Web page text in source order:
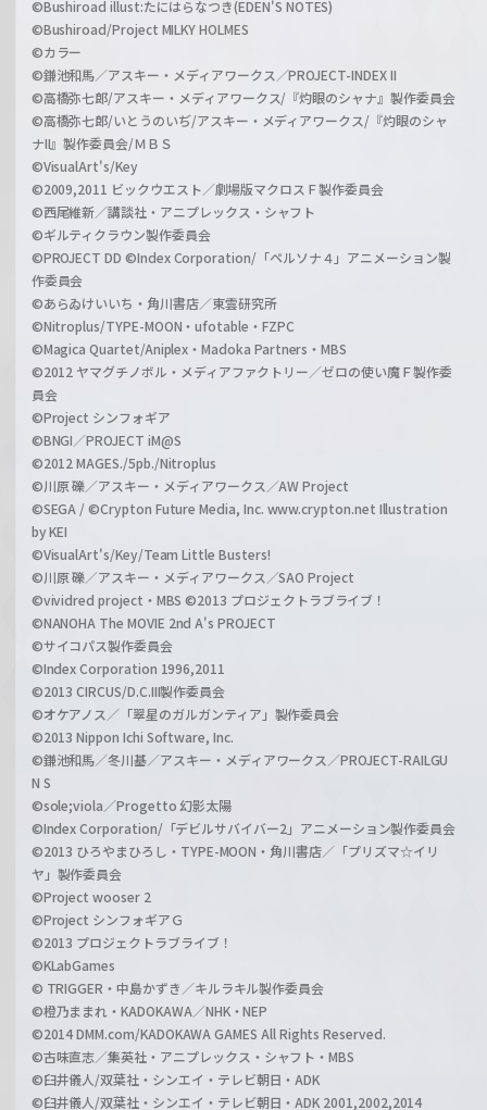
©Bushiroad illust:たにはらなつき(EDEN'S NOTES)
©Bushiroad/Project MILKY HOLMES
©カラー
©鎌池和馬／アスキー・メディアワークス／PROJECT-INDEX II
©高橋弥七郎/アスキー・メディアワークス/『灼眼のシャナ』製作委員会
©高橋弥七郎/いとうのいぢ/アスキー・メディアワークス/『灼眼のシャ
ナII』製作委員会/ＭＢＳ
©VisualArt's/Key
©2009,2011 ビックウエスト／劇場版マクロスＦ製作委員会
©西尾維新／講談社・アニプレックス・シャフト
©ギルティクラウン製作委員会
©PROJECT DD ©Index Corporation/「ペルソナ４」アニメーション製
作委員会
©あらゐけいいち・角川書店／東雲研究所
©Nitroplus/TYPE-MOON・ufotable・FZPC
©Magica Quartet/Aniplex・Madoka Partners・MBS
©2012 ヤマグチノボル・メディアファクトリー／ゼロの使い魔Ｆ製作委
員会
©Project シンフォギア
©BNGI／PROJECT iM@S
©2012 MAGES./5pb./Nitroplus
©川原 礫／アスキー・メディアワークス／AW Project
©SEGA / ©Crypton Future Media, Inc. www.crypton.net Illustration
by KEI
©VisualArt's/Key/Team Little Busters!
©川原 礫／アスキー・メディアワークス／SAO Project
©vividred project・MBS ©2013 プロジェクトラブライブ！
©NANOHA The MOVIE 2nd A's PROJECT
©サイコパス製作委員会
©Index Corporation 1996,2011
©2013 CIRCUS/D.C.III製作委員会
©オケアノス／「翠星のガルガンティア」製作委員会
©2013 Nippon Ichi Software, Inc.
©鎌池和馬／冬川基／アスキー・メディアワークス／PROJECT-RAILGU
N S
©sole;viola／Progetto 幻影太陽
©Index Corporation/「デビルサバイバー2」アニメーション製作委員会
©2013 ひろやまひろし・TYPE-MOON・角川書店／「プリズマ☆イリ
ヤ」製作委員会
©Project wooser 2
©Project シンフォギアＧ
©2013 プロジェクトラブライブ！
©KLabGames
© TRIGGER・中島かずき／キルラキル製作委員会
©橙乃ままれ・KADOKAWA／NHK・NEP
©2014 DMM.com/KADOKAWA GAMES All Rights Reserved.
©古味直志／集英社・アニプレックス・シャフト・MBS
©臼井儀人/双葉社・シンエイ・テレビ朝日・ADK
©臼井儀人/双葉社・シンエイ・テレビ朝日・ADK 2001,2002,2014